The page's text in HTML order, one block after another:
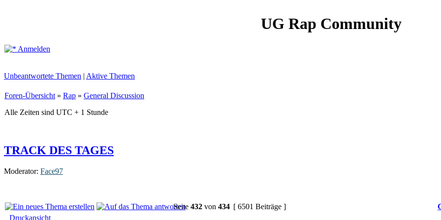
UG Rap Community
Anmelden
Unbeantwortete Themen | Aktive Themen
Foren-Übersicht » Rap » General Discussion
Alle Zeiten sind UTC + 1 Stunde
TRACK DES TAGES
Moderator: Face97
Seite 432 von 434 [ 6501 Beiträge ]
Druckansicht